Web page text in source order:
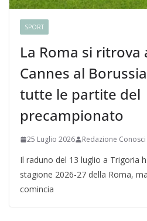
SPORT
La Roma si ritrova
Cannes al
tutte le partite del
precampionato
25 Luglio 2026 Redazione
Il raduno del 13 luglio a Trigoria
stagione 2026-27 della Roma,
comincia